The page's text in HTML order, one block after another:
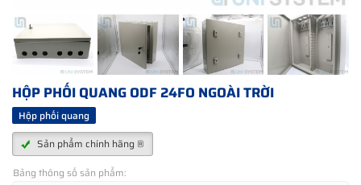
HỘP PHỐI QUANG ODF 24FO NGOÀI TRỜI
Hộp phối quang
Sản phẩm chính hãng ®
Bảng thông số sản phẩm: